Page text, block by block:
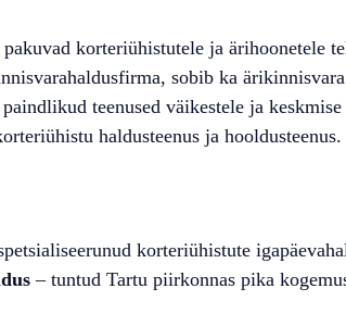
korteriühistutele ja ärihoonetele
sobib ka
teenused väikestele ja
haldusteenus ja hooldusteenus.
korteriühistute
– tuntud Tartu piirkonnas pika